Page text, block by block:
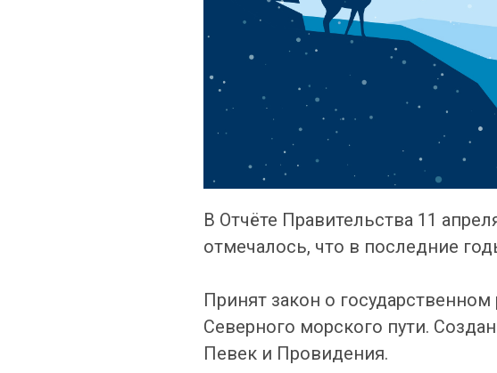
В Отчёте Правительства 11
отмечалось, что в последние
Принят закон о
Северного морского пути.
Певек и Провидения.